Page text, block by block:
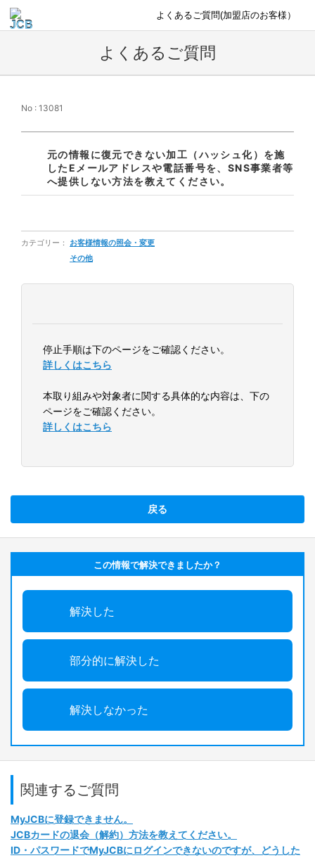
よくあるご質問(加盟店のお客様）
よくあるご質問
No : 13081
元の情報に復元できない加工（ハッシュ化）を施
したEメールアドレスや電話番号を、SNS事業者等
へ提供しない方法を教えてください。
カテゴリー：
お客様情報の照会・変更
その他
停止手順は下のページをご確認ください。
詳しくはこちら
本取り組みや対象者に関する具体的な内容は、下の
ページをご確認ください。
詳しくはこちら
戻る
この情報で解決できましたか？
解決した
部分的に解決した
解決しなかった
関連するご質問
MyJCBに登録できません。
JCBカードの退会（解約）方法を教えてください。
ID・パスワードでMyJCBにログインできないのですが、どうした